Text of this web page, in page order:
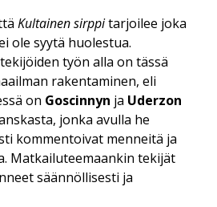
Kultainen sirppitarjoilee joka
ole syytä huolestua.
työn alla on tässä
rakentaminen, eli
on Goscinnyn ja Uderzon
jonka avulla he
kommentoivat menneitä ja
Matkailuteemaankin tekijät
säännöllisesti ja